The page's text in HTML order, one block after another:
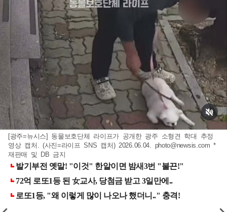
[광주=뉴시스] 동물보호단체 라이프가 공개한 광주 소형견 학대 추정
영상 캡처. (사진=라이프 SNS 캡처) 2026.06.04. photo@newsis.com *
재판매 및 DB 금지